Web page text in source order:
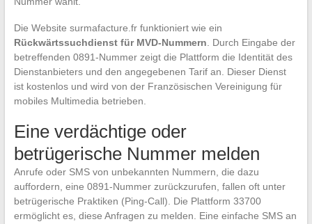
Die Website surmafacture.fr funktioniert wie ein
Rückwärtssuchdienst für MVD-Nummern. Durch Eingabe der
betreffenden 0891-Nummer zeigt die Plattform die Identität des
Dienstanbieters und den angegebenen Tarif an. Dieser Dienst
ist kostenlos und wird von der Französischen Vereinigung für
mobiles Multimedia betrieben.
Eine verdächtige oder
betrügerische Nummer melden
Anrufe oder SMS von unbekannten Nummern, die dazu
auffordern, eine 0891-Nummer zurückzurufen, fallen oft unter
betrügerische Praktiken (Ping-Call). Die Plattform 33700
ermöglicht es, diese Anfragen zu melden. Eine einfache SMS an